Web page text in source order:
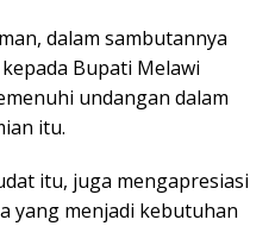
dalam sambutannya
Bupati Melawi
undangan dalam
itu.
itu, juga mengapresiasi
yang menjadi kebutuhan